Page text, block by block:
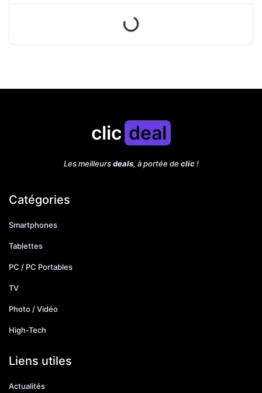
clic deal
Les meilleursdeals, à portée de clic!
Catégories
Smartphones
Tablettes
PC / PC Portables
TV
Photo / Vidéo
High-Tech
Liens utiles
Actualités